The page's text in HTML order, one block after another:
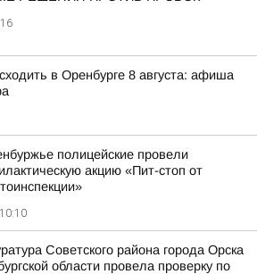
в Оренбурге 8 августа: афиша
полицейские провели
акцию «Пит-стоп от
10:10
Советского района города Орска
области провела проверку по